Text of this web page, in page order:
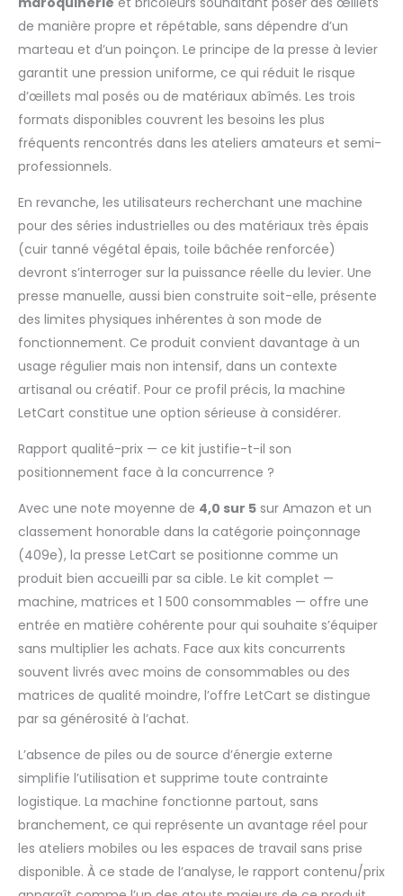
de manière propre et répétable, sans dépendre d’un
marteau et d’un poinçon. Le principe de la presse à levier
garantit une pression uniforme, ce qui réduit le risque
d’œillets mal posés ou de matériaux abîmés. Les trois
formats disponibles couvrent les besoins les plus
fréquents rencontrés dans les ateliers amateurs et semi-
professionnels.
En revanche, les utilisateurs recherchant une machine
pour des séries industrielles ou des matériaux très épais
(cuir tanné végétal épais, toile bâchée renforcée)
devront s’interroger sur la puissance réelle du levier. Une
presse manuelle, aussi bien construite soit-elle, présente
des limites physiques inhérentes à son mode de
fonctionnement. Ce produit convient davantage à un
usage régulier mais non intensif, dans un contexte
artisanal ou créatif. Pour ce profil précis, la machine
LetCart constitue une option sérieuse à considérer.
Rapport qualité-prix — ce kit justifie-t-il son
positionnement face à la concurrence ?
Avec une note moyenne de 4,0 sur 5 sur Amazon et un
classement honorable dans la catégorie poinçonnage
(409e), la presse LetCart se positionne comme un
produit bien accueilli par sa cible. Le kit complet —
machine, matrices et 1 500 consommables — offre une
entrée en matière cohérente pour qui souhaite s’équiper
sans multiplier les achats. Face aux kits concurrents
souvent livrés avec moins de consommables ou des
matrices de qualité moindre, l’offre LetCart se distingue
par sa générosité à l’achat.
L’absence de piles ou de source d’énergie externe
simplifie l’utilisation et supprime toute contrainte
logistique. La machine fonctionne partout, sans
branchement, ce qui représente un avantage réel pour
les ateliers mobiles ou les espaces de travail sans prise
disponible. À ce stade de l’analyse, le rapport contenu/prix